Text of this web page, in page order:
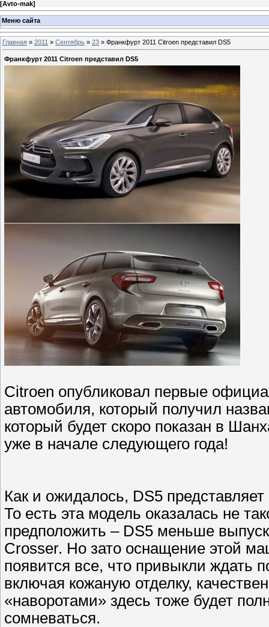
[Avto-mak]
Меню сайта
Главная » 2011 » Сентябрь » 23 » Франкфурт 2011 Citroen представил DS5
Франкфурт 2011 Citroen представил DS5
Citroen опубликовал первые
автомобиля, который получил
который будет скоро показан в
уже в начале следующего года!
Как и ожидалось, DS5
То есть эта модель оказалась не
предположить – DS5 меньше
Crosser. Но зато оснащение этой
появится все, что привыкли ждать
включая кожаную отделку,
«наворотами» здесь тоже будет
сомневаться.